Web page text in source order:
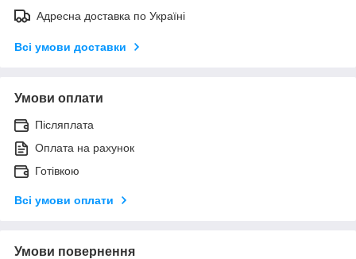
Адресна доставка по Україні
Всі умови доставки
Умови оплати
Післяплата
Оплата на рахунок
Готівкою
Всі умови оплати
Умови повернення